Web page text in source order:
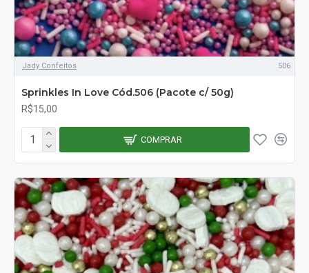
Jady Confeitos 506
Sprinkles In Love Cód.506 (Pacote c/ 50g)
R$15,00
COMPRAR